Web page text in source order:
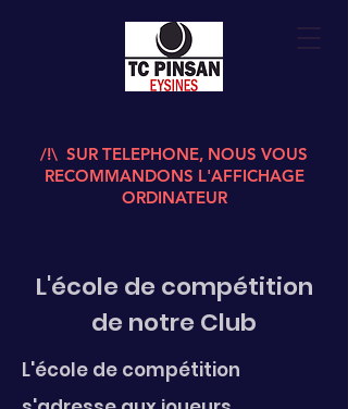
/!\ SUR TELEPHONE, NOUS VOUS
RECOMMANDONS L'AFFICHAGE
ORDINATEUR
L'école de compétition
de notre Club
L'école de compétition